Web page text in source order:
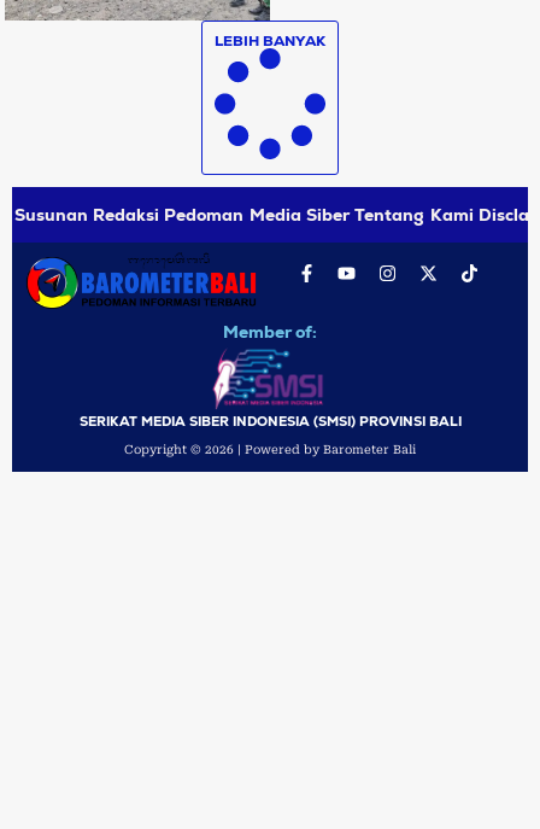
LEBIH BANYAK
Susunan Redaksi Pedoman Media Siber Tentang Kami
Member of:
SERIKAT MEDIA SIBER INDONESIA (SMSI) PROVINSI BALI
Copyright © 2026 | Powered by Barometer Bali